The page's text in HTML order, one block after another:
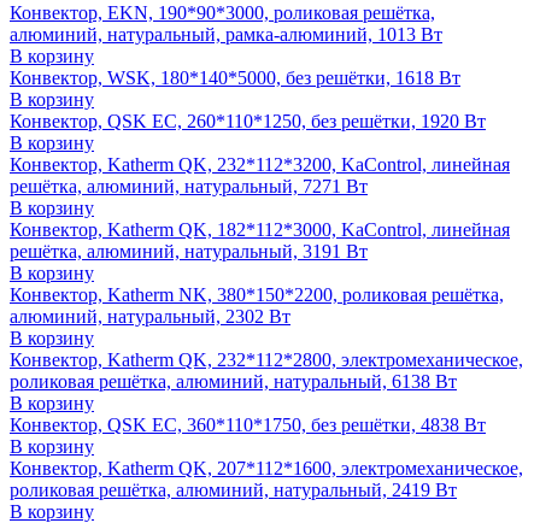
Конвектор, EKN, 190*90*3000, роликовая решётка,
алюминий, натуральный, рамка-алюминий, 1013 Вт
В корзину
Конвектор, WSK, 180*140*5000, без решётки, 1618 Вт
В корзину
Конвектор, QSK EC, 260*110*1250, без решётки, 1920 Вт
В корзину
Конвектор, Katherm QK, 232*112*3200, KaControl, линейная
решётка, алюминий, натуральный, 7271 Вт
В корзину
Конвектор, Katherm QK, 182*112*3000, KaControl, линейная
решётка, алюминий, натуральный, 3191 Вт
В корзину
Конвектор, Katherm NK, 380*150*2200, роликовая решётка,
алюминий, натуральный, 2302 Вт
В корзину
Конвектор, Katherm QK, 232*112*2800, электромеханическое,
роликовая решётка, алюминий, натуральный, 6138 Вт
В корзину
Конвектор, QSK EC, 360*110*1750, без решётки, 4838 Вт
В корзину
Конвектор, Katherm QK, 207*112*1600, электромеханическое,
роликовая решётка, алюминий, натуральный, 2419 Вт
В корзину